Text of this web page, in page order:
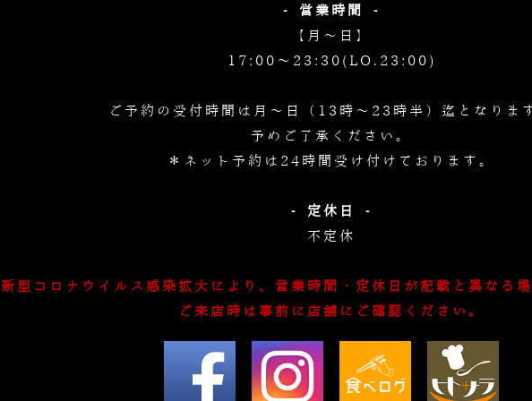
- 営業時間 -
【月～日】
17:00～23:30(LO.23:00)
ご予約の受付時間は月～日（13時～23時半）迄となりま
予めご了承ください。
＊ネット予約は24時間受け付けております。
- 定休日 -
不定休
新型コロナウイルス感染拡大により、営業時間・定休日が記載と異なる
ご来店時は事前に店舗にご確認ください。